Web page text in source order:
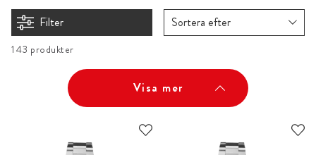
Filter Sortera efter
143 produkter
Visa mer